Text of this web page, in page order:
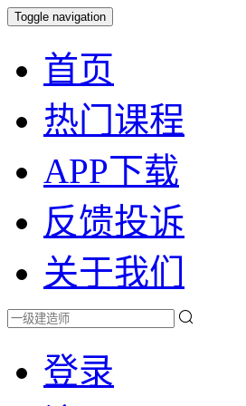
Toggle navigation
首页
热门课程
APP下载
反馈投诉
关于我们
登录